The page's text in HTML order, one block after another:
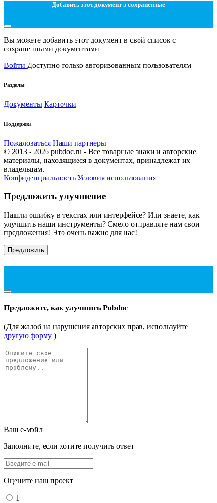
Добавить этот документ в сохраненные
Вы можете добавить этот документ в свой список с
сохраненными документами
Войти Доступно только авторизованным пользователям
Разделы
Документы Карточки
Поддержка
Пожаловаться Наши партнеры
© 2013 - 2026 pubdoc.ru - Все товарные знаки и авторские
материалы, находящиеся в документах, принадлежат их
владельцам.
Конфиденциальность Условия использования
Предложить улучшение
Нашли ошибку в текстах или интерфейсе? Или знаете, как
улучшить наши инструменты? Смело отправляте нам свои
предложения! Это очень важно для нас!
Предложить
Предложите, как улучшить Pubdoc
(Для жалоб на нарушения авторских прав, используйте
другую форму )
Ваш е-мэйл
Заполните, если хотите получить ответ
Оцените наш проект
1